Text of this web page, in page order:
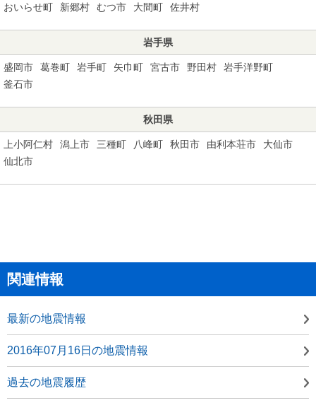
おいらせ町
新郷村 むつ市 大間町 佐井村
岩手県
盛岡市 葛巻町 岩手町 矢巾町 宮古市 野田村
岩手洋野町
釜石市
秋田県
上小阿仁村 潟上市 三種町 八峰町 秋田市 由利本荘市
大仙市
仙北市
関連情報
最新の地震情報
2016年07月16日の地震情報
過去の地震履歴